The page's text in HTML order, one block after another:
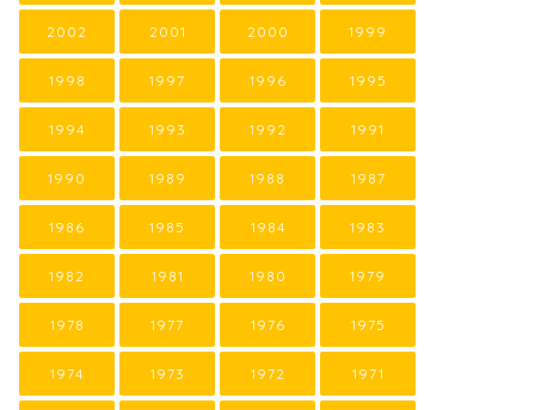
2002 2001 2000 1999
1998 1997 1996 1995
1994 1993 1992 1991
1990 1989 1988 1987
1986 1985 1984 1983
1982 1981 1980 1979
1978 1977 1976 1975
1974 1973 1972 1971